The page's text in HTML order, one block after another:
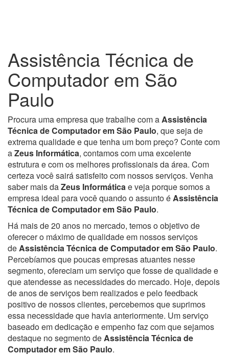
Assistência Técnica de
Computador em São
Paulo
Procura uma empresa que trabalhe com aAssistência
Técnica de Computador em São Paulo, que seja de
extrema qualidade e que tenha um bom preço? Conte com
aZeus Informática, contamos com uma excelente
estrutura e com os melhores profissionais da área. Com
certeza você sairá satisfeito com nossos serviços. Venha
saber mais daZeus Informáticae veja porque somos a
empresa ideal para você quando o assunto éAssistência
Técnica de Computador em São Paulo.
Há mais de 20 anos no mercado, temos o objetivo de
oferecer o máximo de qualidade em nossos serviços
deAssistência Técnica de Computador em São Paulo.
Percebíamos que poucas empresas atuantes nesse
segmento, ofereciam um serviço que fosse de qualidade e
que atendesse as necessidades do mercado. Hoje, depois
de anos de serviços bem realizados e pelo feedback
positivo de nossos clientes, percebemos que suprimos
essa necessidade que havia anteriormente. Um serviço
baseado em dedicação e empenho faz com que sejamos
destaque no segmento deAssistência Técnica de
Computador em São Paulo.